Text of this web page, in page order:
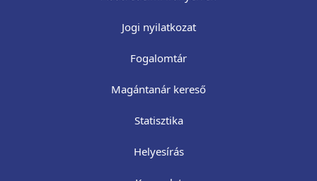
Jogi nyilatkozat
Fogalomtár
Magántanár kereső
Statisztika
Helyesírás